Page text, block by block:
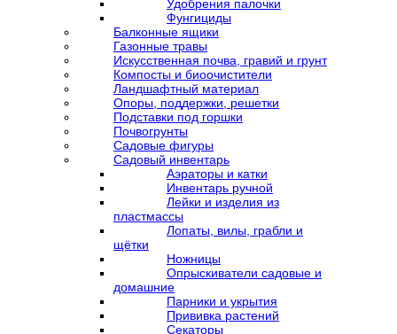
Удобрения палочки
Фунгициды
Балконные ящики
Газонные травы
Искусственная почва, гравий и грунт
Компосты и биоочистители
Ландшафтный материал
Опоры, поддержки, решетки
Подставки под горшки
Почвогрунты
Садовые фигуры
Садовый инвентарь
Аэраторы и катки
Инвентарь ручной
Лейки и изделия из
пластмассы
Лопаты, вилы, грабли и
щётки
Ножницы
Опрыскиватели садовые и
домашние
Парники и укрытия
Прививка растений
Секаторы